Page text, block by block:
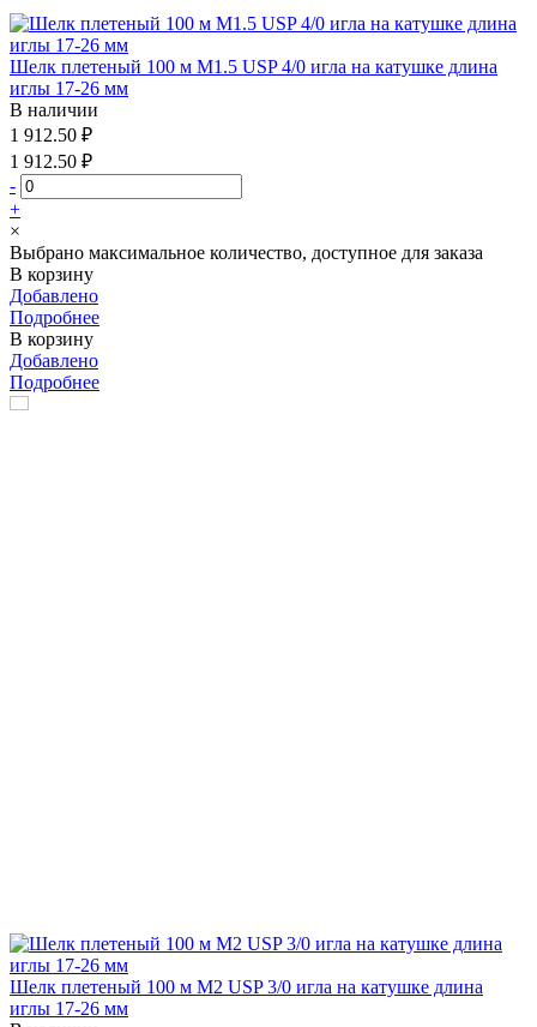
Шелк плетеный 100 м М1.5 USP 4/0 игла на катушке длина
иглы 17-26 мм
В наличии
1 912.50 ₽
1 912.50 ₽
-
+
×
Выбрано максимальное количество, доступное для заказа
В корзину
Добавлено
Подробнее
В корзину
Добавлено
Подробнее
Шелк плетеный 100 м М2 USP 3/0 игла на катушке длина
иглы 17-26 мм